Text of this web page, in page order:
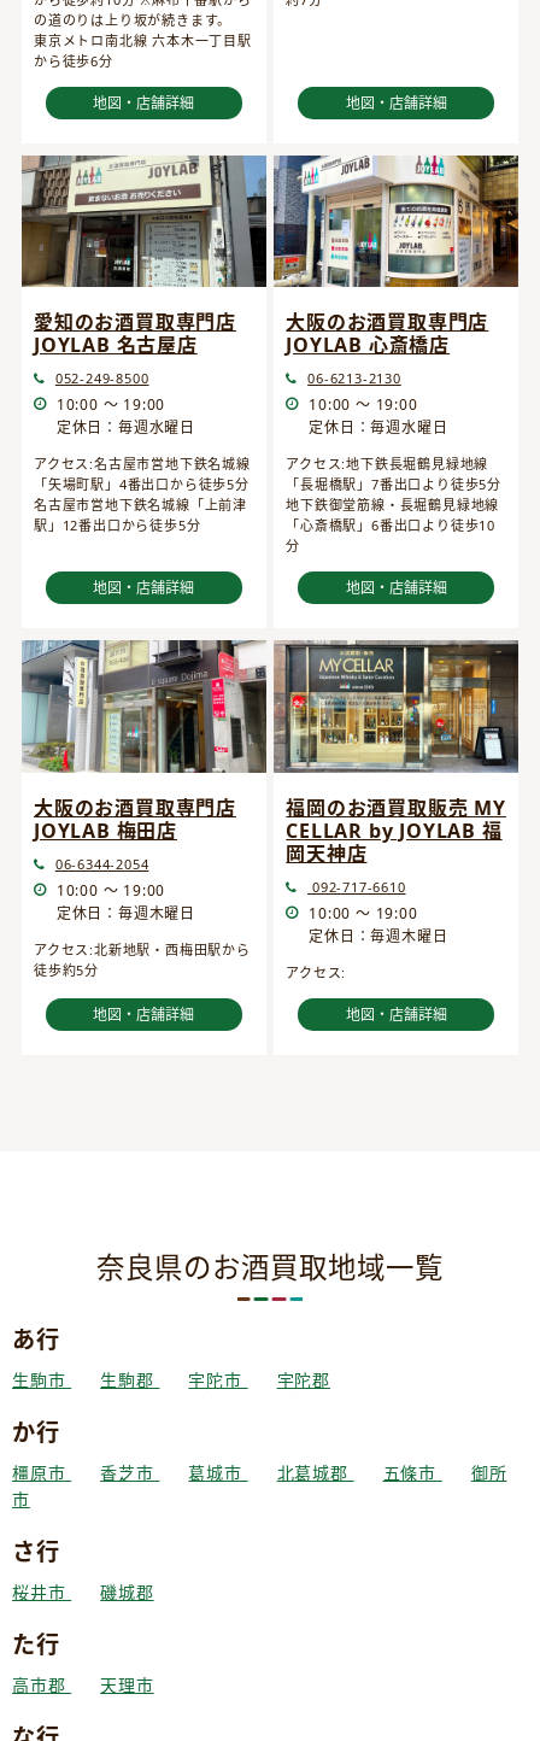
の道のりは上り坂が続きます。
東京メトロ南北線 六本木一丁目駅
から徒歩6分
地図・店舗詳細 地図・店舗詳細
愛知のお酒買取専門店
JOYLAB 名古屋店
052-249-8500
10:00 ～ 19:00
定休日：毎週水曜日
アクセス:名古屋市営地下鉄名城線
「矢場町駅」4番出口から徒歩5分
名古屋市営地下鉄名城線「上前津
駅」12番出口から徒歩5分
地図・店舗詳細
大阪のお酒買取専門店
JOYLAB 心斎橋店
06-6213-2130
10:00 ～ 19:00
定休日：毎週水曜日
アクセス:地下鉄長堀鶴見緑地線
「長堀橋駅」7番出口より徒歩5分
地下鉄御堂筋線・長堀鶴見緑地線
「心斎橋駅」6番出口より徒歩10
分
地図・店舗詳細
大阪のお酒買取専門店
JOYLAB 梅田店
06-6344-2054
10:00 ～ 19:00
定休日：毎週木曜日
アクセス:北新地駅・西梅田駅から
徒歩約5分
地図・店舗詳細
福岡のお酒買取販売 MY
CELLAR by JOYLAB 福
岡天神店
092-717-6610
10:00 ～ 19:00
定休日：毎週木曜日
アクセス:
地図・店舗詳細
奈良県のお酒買取地域一覧
あ行
生駒市 生駒郡 宇陀市 宇陀郡
か行
橿原市 香芝市 葛城市 北葛城郡 五條市
御所
市
さ行
桜井市 磯城郡
た行
高市郡 天理市